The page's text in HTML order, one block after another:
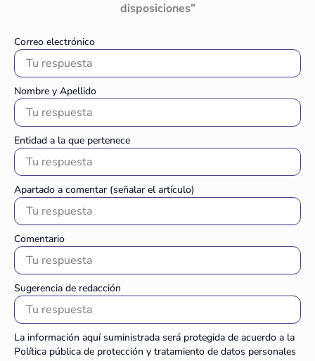
disposiciones”
Correo electrónico
Nombre y Apellido
Entidad a la que pertenece
Apartado a comentar (señalar el artículo)
Comentario
Sugerencia de redacción
La información aquí suministrada será protegida de acuerdo a la
Política pública de protección y tratamiento de datos personales